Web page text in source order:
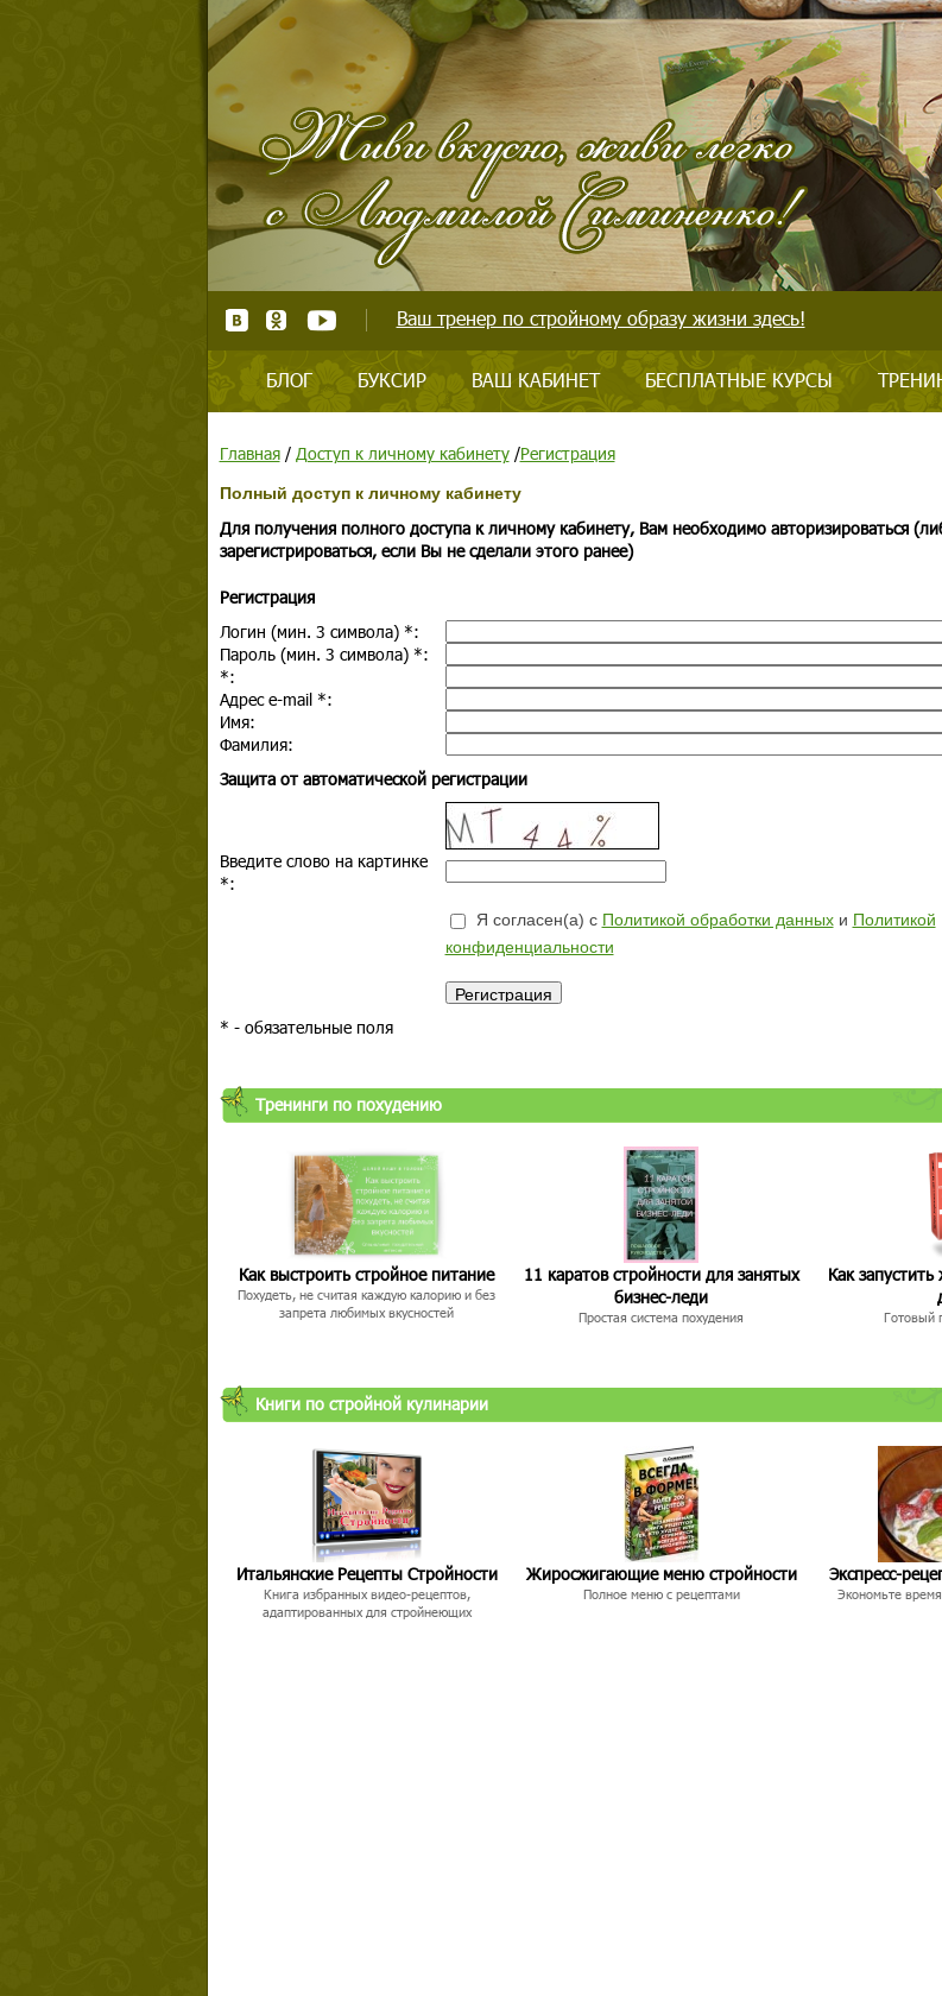
Ваш тренер по стройному образу жизни здесь!
БЛОГ БУКСИР ВАШ КАБИНЕТ БЕСПЛАТНЫЕ КУРСЫ
Главная/ Доступ к личному кабинету/Регистрация
Полный доступ к личному кабинету
Для получения полного доступа к личному кабинету, Вам необходимо авторизироваться
зарегистрироваться, если Вы не сделали этого ранее)
Регистрация
Логин (мин. 3 символа) *:
Пароль (мин. 3 символа) *:
*:
Адрес e-mail *:
Имя:
Фамилия:
Защита от автоматической регистрации
Введите слово на картинке
*:
Я согласен(а) с Политикой обработки данныхи Политикой
конфиденциальности
* - обязательные поля
Тренинги по похудению
Как выстроить стройное питание
Похудеть, не считая каждую калорию и без
запрета любимых вкусностей
11 каратов стройности для занятых
бизнес-леди
Простая система похудения
Как
Готовый
Книги по стройной кулинарии
Итальянские Рецепты Стройности
Книга избранных видео-рецептов,
адаптированных для стройнеющих
Жиросжигающие меню стройности
Полное меню с рецептами
Экспресс-
Экономьте